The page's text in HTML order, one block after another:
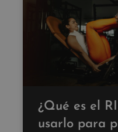
¿Qué es el
usarlo para